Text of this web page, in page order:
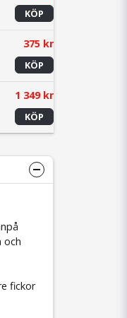
KÖP
375 kr
KÖP
1 349 kr
KÖP
och
fickor